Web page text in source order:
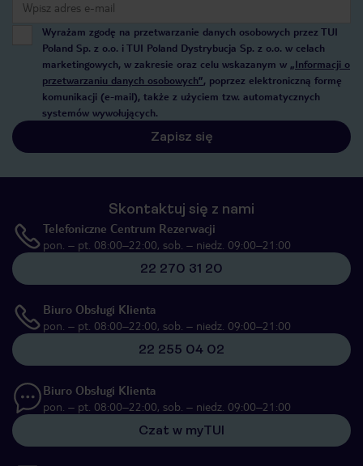
Wyrażam zgodę na przetwarzanie danych osobowych przez TUI
Poland Sp. z o.o. i TUI Poland Dystrybucja Sp. z o.o. w celach
marketingowych, w zakresie oraz celu wskazanym w „Informacji o
przetwarzaniu danych osobowych”, poprzez elektroniczną formę
komunikacji (e-mail), także z użyciem tzw. automatycznych
systemów wywołujących.
Zapisz się
Skontaktuj się z nami
Telefoniczne Centrum Rezerwacji
pon. – pt. 08:00–22:00, sob. – niedz. 09:00–21:00
22 270 31 20
Biuro Obsługi Klienta
pon. – pt. 08:00–22:00, sob. – niedz. 09:00–21:00
22 255 04 02
Biuro Obsługi Klienta
pon. – pt. 08:00–22:00, sob. – niedz. 09:00–21:00
Czat w myTUI